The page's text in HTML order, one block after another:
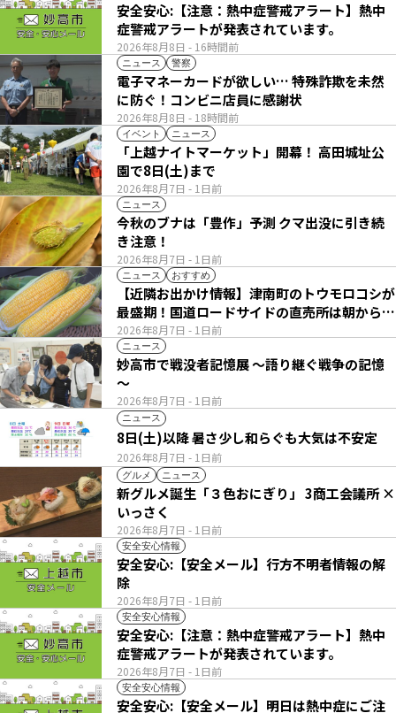
2026年8月8日 - 16時間前
安全安心:【注意：熱中症警戒アラート】熱中
症警戒アラートが発表されています。
ニュース 警察
2026年8月8日 - 18時間前
電子マネーカードが欲しい… 特殊詐欺を未然
に防ぐ！コンビニ店員に感謝状
イベント ニュース
2026年8月7日 - 1日前
「上越ナイトマーケット」開幕！ 高田城址公
園で8日(土)まで
ニュース
2026年8月7日 - 1日前
今秋のブナは「豊作」予測 クマ出没に引き続
き注意！
ニュース おすすめ
2026年8月7日 - 1日前
【近隣お出かけ情報】津南町のトウモロコシが
最盛期！国道ロードサイドの直売所は朝から長
い列
ニュース
2026年8月7日 - 1日前
妙高市で戦没者記憶展 ～語り継ぐ戦争の記憶
～
ニュース
2026年8月7日 - 1日前
8日(土)以降 暑さ少し和らぐも大気は不安定
グルメ ニュース
2026年8月7日 - 1日前
新グルメ誕生「３色おにぎり」 3商工会議所 ×
いっさく
安全安心情報
2026年8月7日 - 1日前
安全安心:【安全メール】行方不明者情報の解
除
安全安心情報
2026年8月7日 - 1日前
安全安心:【注意：熱中症警戒アラート】熱中
症警戒アラートが発表されています。
安全安心情報
安全安心:【安全メール】明日は熱中症にご注